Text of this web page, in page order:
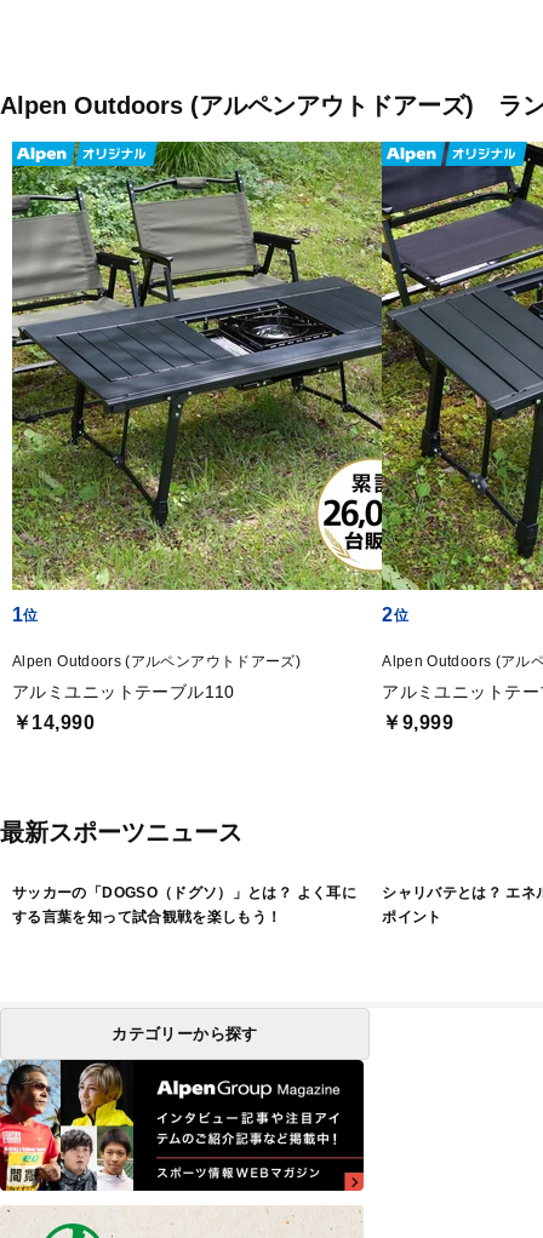
Alpen Outdoors (アルペンアウトドアーズ) ラ
1
Alpen Outdoors (アルペンアウトドアーズ)
アルミユニットテーブル110
￥14,990
2
Alpen Outdoors (アル
アルミユニットテ
￥9,999
最新スポーツニュース
サッカーの「DOGSO（ドグソ）」とは？ よく耳に
する言葉を知って試合観戦を楽しもう！
シャリバテとは？ エネ
ポイント
カテゴリーから探す